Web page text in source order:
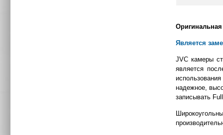
Оригинальная
Является
JVC камеры
является
надежное,
записывать